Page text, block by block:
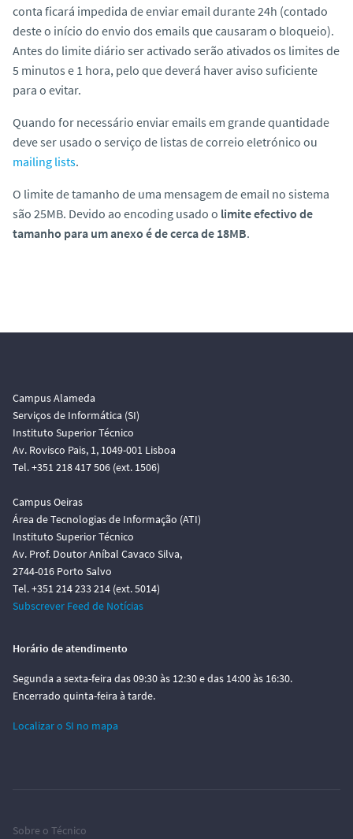
conta ficará impedida de enviar email durante 24h (contado
deste o início do envio dos emails que causaram o bloqueio).
Antes do limite diário ser activado serão ativados os limites de
5 minutos e 1 hora, pelo que deverá haver aviso suficiente
para o evitar.
Quando for necessário enviar emails em grande quantidade
deve ser usado o serviço de listas de correio eletrónico ou
mailing lists.
O limite de tamanho de uma mensagem de email no sistema
são 25MB. Devido ao encoding usado o limite efectivo de
tamanho para um anexo é de cerca de 18MB.
Campus Alameda
Serviços de Informática (SI)
Instituto Superior Técnico
Av. Rovisco Pais, 1, 1049-001 Lisboa
Tel. +351 218 417 506 (ext. 1506)
Campus Oeiras
Área de Tecnologias de Informação (ATI)
Instituto Superior Técnico
Av. Prof. Doutor Aníbal Cavaco Silva,
2744-016 Porto Salvo
Tel. +351 214 233 214 (ext. 5014)
Subscrever Feed de Notícias
Horário de atendimento
Segunda a sexta-feira das 09:30 às 12:30 e das 14:00 às 16:30.
Encerrado quinta-feira à tarde.
Localizar o SI no mapa
Sobre o Técnico